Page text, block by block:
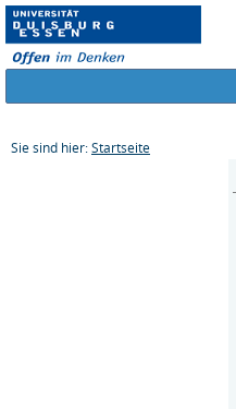
Sie sind hier: Startseite